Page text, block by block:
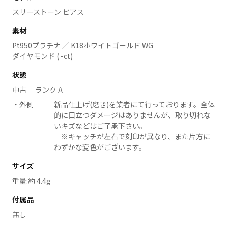
スリーストーン ピアス
素材
Pt950プラチナ ／ K18ホワイトゴールド WG
ダイヤモンド ( -ct)
状態
中古 ランク A
外側
新品仕上げ(磨き)を業者にて行っております。全体
的に目立つダメージはありませんが、取り切れな
いキズなどはご了承下さい。
※キャッチが左右で刻印が異なり、また片方に
わずかな変色がございます。
サイズ
重量:約 4.4g
付属品
無し